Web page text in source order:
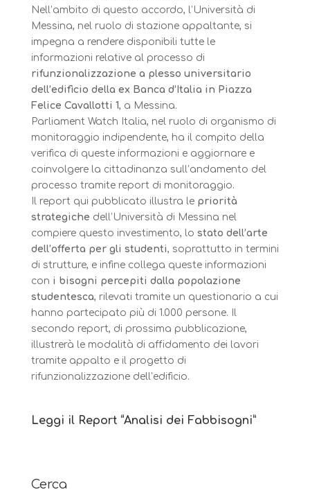
Nell’ambito di questo accordo, l’Università di
Messina, nel ruolo di stazione appaltante, si
impegna a rendere disponibili tutte le
informazioni relative al processo di
rifunzionalizzazione a plesso universitario
dell’edificio della ex Banca d’Italia in Piazza
Felice Cavallotti 1, a Messina.
Parliament Watch Italia, nel ruolo di organismo di
monitoraggio indipendente, ha il compito della
verifica di queste informazioni e aggiornare e
coinvolgere la cittadinanza sull’andamento del
processo tramite report di monitoraggio.
Il report qui pubblicato illustra le priorità
strategiche dell’Università di Messina nel
compiere questo investimento, lo stato dell’arte
dell’offerta per gli studenti, soprattutto in termini
di strutture, e infine collega queste informazioni
con i bisogni percepiti dalla popolazione
studentesca, rilevati tramite un questionario a cui
hanno partecipato più di 1.000 persone. Il
secondo report, di prossima pubblicazione,
illustrerà le modalità di affidamento dei lavori
tramite appalto e il progetto di
rifunzionalizzazione dell’edificio.
Leggi il Report “Analisi dei Fabbisogni”
Cerca